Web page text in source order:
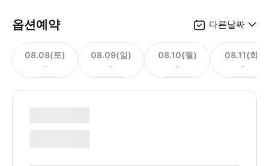
옵션예약 다른날짜
08.08(토)
-
08.09(일)
-
08.10(월)
-
08.11(화)
-